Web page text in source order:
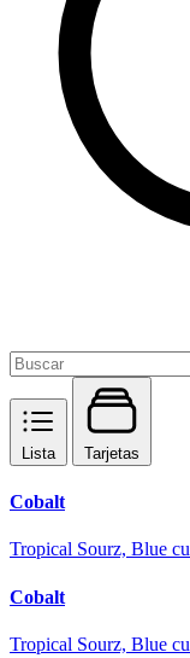
Lista Tarjetas
Cobalt
Tropical Sourz, Blue
Cobalt
Tropical Sourz, Blue